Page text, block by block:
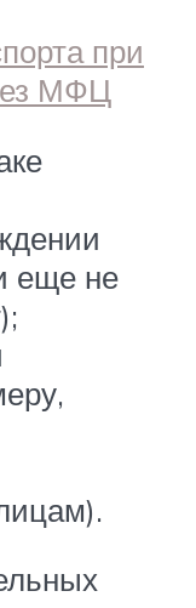
еще не